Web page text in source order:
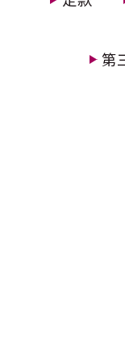
第